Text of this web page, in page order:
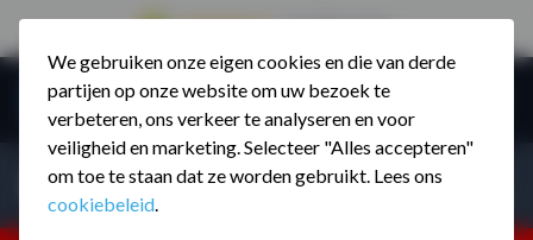
We gebruiken onze eigen cookies en die van derde
partijen op onze website om uw bezoek te
verbeteren, ons verkeer te analyseren en voor
veiligheid en marketing. Selecteer "Alles accepteren"
om toe te staan dat ze worden gebruikt. Lees ons
cookiebeleid.
Ga naar de inhoud
Menu
Producten zoeken...